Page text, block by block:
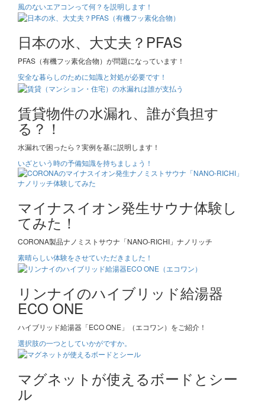
風のないエアコンって何？を説明します！
日本の水、大丈夫？PFAS
PFAS（有機フッ素化合物）が問題になっています！
安全な暮らしのために知識と対処が必要です！
賃貸物件の水漏れ、誰が負担す
る？！
水漏れで困ったら？実例を基に説明します！
いざという時の予備知識を持ちましょう！
マイナスイオン発生サウナ体験し
てみた！
CORONA製品ナノミストサウナ「NANO-RICHI」ナノリッチ
素晴らしい体験をさせていただきました！
リンナイのハイブリッド給湯器
ECO ONE
ハイブリッド給湯器「ECO ONE」（エコワン）をご紹介！
選択肢の一つとしていかがですか。
マグネットが使えるボードとシー
ル